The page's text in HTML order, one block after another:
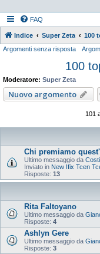
FAQ
Indice Super Zeta 100
Argomenti senza risposta
100
Moderatore: Super Zeta
Nuovo argomento
101
Chi premiamo
Ultimo messaggio da
Inviato in New Ifix Tcen
Risposte: 13
Rita Faltoyano
Ultimo messaggio da
Risposte: 4
Ashlyn Gere
Ultimo messaggio da
Risposte: 3